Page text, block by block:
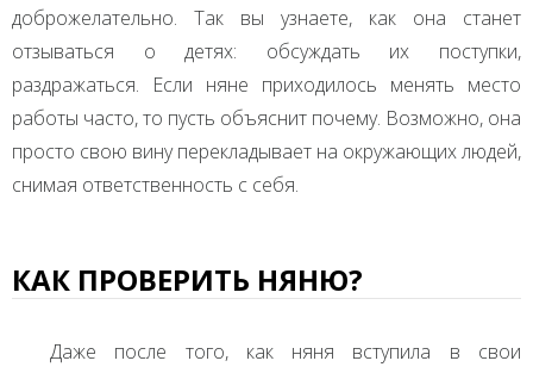
доброжелательно. Так вы узнаете, как она станет
отзываться о детях: обсуждать их поступки,
раздражаться. Если няне приходилось менять место
работы часто, то пусть объяснит почему. Возможно, она
просто свою вину перекладывает на окружающих людей,
снимая ответственность с себя.
КАК ПРОВЕРИТЬ НЯНЮ?
Даже после того, как няня вступила в свои